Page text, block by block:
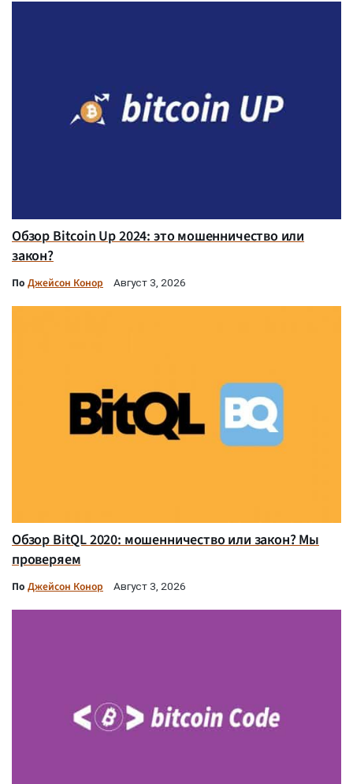
Обзор Bitcoin Up 2024: это мошенничество или
закон?
По Джейсон Конор Август 3, 2026
Обзор BitQL 2020: мошенничество или закон? Мы
проверяем
По Джейсон Конор Август 3, 2026